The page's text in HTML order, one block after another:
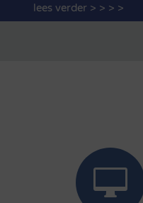
lees verder > > > >
